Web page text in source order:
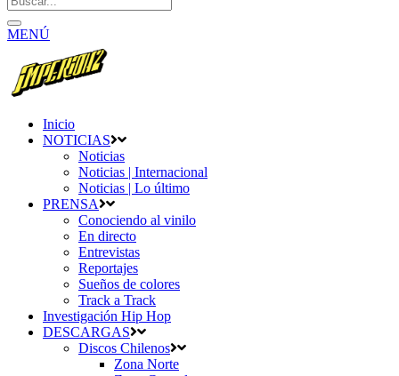
MENÚ
Inicio
NOTICIAS
Noticias
Noticias | Internacional
Noticias | Lo último
PRENSA
Conociendo al vinilo
En directo
Entrevistas
Reportajes
Sueños de colores
Track a Track
Investigación Hip Hop
DESCARGAS
Discos Chilenos
Zona Norte